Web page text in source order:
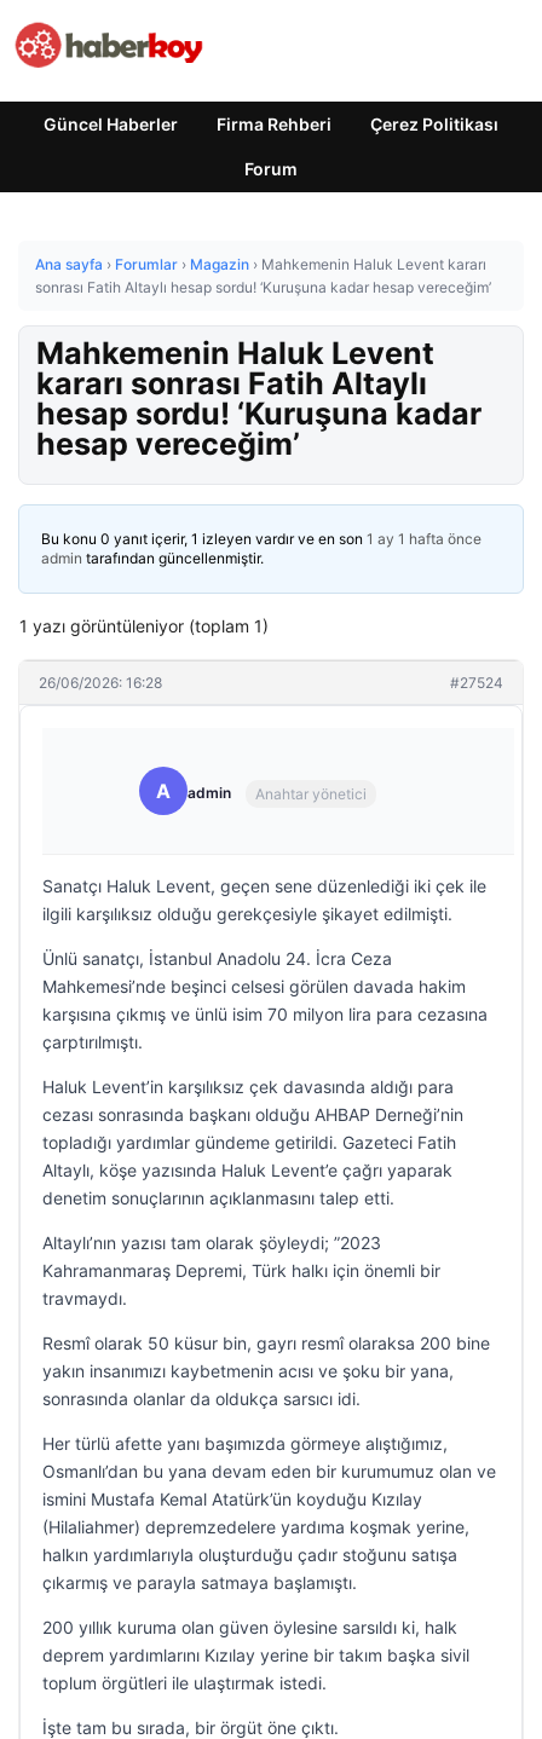
Güncel Haberler Firma Rehberi Çerez Politikası
Forum
Ana sayfa › Forumlar › Magazin › Mahkemenin Haluk Levent kararı
sonrası Fatih Altaylı hesap sordu! ‘Kuruşuna kadar hesap vereceğim’
Mahkemenin Haluk Levent
kararı sonrası Fatih Altaylı
hesap sordu! ‘Kuruşuna kadar
hesap vereceğim’
Bu konu 0 yanıt içerir, 1 izleyen vardır ve en son 1 ay 1 hafta önce
admin tarafından güncellenmiştir.
1 yazı görüntüleniyor (toplam 1)
26/06/2026: 16:28 #27524
A admin Anahtar yönetici
Sanatçı Haluk Levent, geçen sene düzenlediği iki çek ile
ilgili karşılıksız olduğu gerekçesiyle şikayet edilmişti.
Ünlü sanatçı, İstanbul Anadolu 24. İcra Ceza
Mahkemesi’nde beşinci celsesi görülen davada hakim
karşısına çıkmış ve ünlü isim 70 milyon lira para cezasına
çarptırılmıştı.
Haluk Levent’in karşılıksız çek davasında aldığı para
cezası sonrasında başkanı olduğu AHBAP Derneği’nin
topladığı yardımlar gündeme getirildi. Gazeteci Fatih
Altaylı, köşe yazısında Haluk Levent’e çağrı yaparak
denetim sonuçlarının açıklanmasını talep etti.
Altaylı’nın yazısı tam olarak şöyleydi; ”2023
Kahramanmaraş Depremi, Türk halkı için önemli bir
travmaydı.
Resmî olarak 50 küsur bin, gayrı resmî olaraksa 200 bine
yakın insanımızı kaybetmenin acısı ve şoku bir yana,
sonrasında olanlar da oldukça sarsıcı idi.
Her türlü afette yanı başımızda görmeye alıştığımız,
Osmanlı’dan bu yana devam eden bir kurumumuz olan ve
ismini Mustafa Kemal Atatürk’ün koyduğu Kızılay
(Hilaliahmer) depremzedelere yardıma koşmak yerine,
halkın yardımlarıyla oluşturduğu çadır stoğunu satışa
çıkarmış ve parayla satmaya başlamıştı.
200 yıllık kuruma olan güven öylesine sarsıldı ki, halk
deprem yardımlarını Kızılay yerine bir takım başka sivil
toplum örgütleri ile ulaştırmak istedi.
İşte tam bu sırada, bir örgüt öne çıktı.